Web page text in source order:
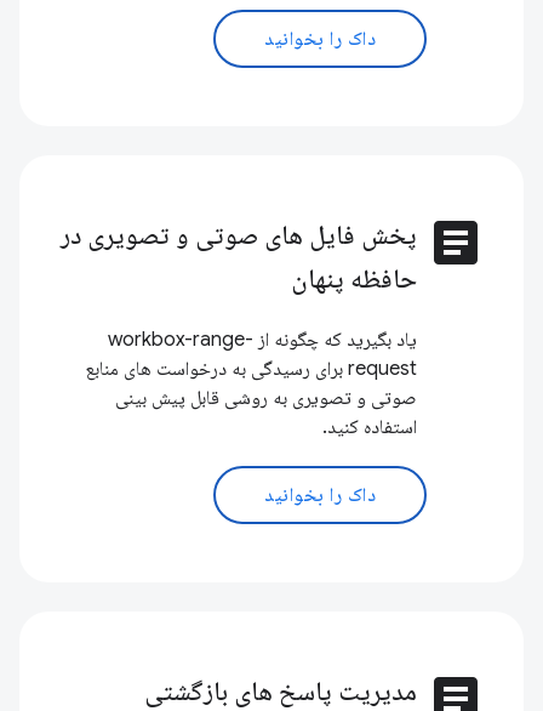
داک را بخوانید
article پخش فایل های صوتی و تصویری در
حافظه پنهان
یاد بگیرید که چگونه از workbox-range-
request برای رسیدگی به درخواست های منابع
صوتی و تصویری به روشی قابل پیش بینی
استفاده کنید.
داک را بخوانید
article مدیریت پاسخ های بازگشتی